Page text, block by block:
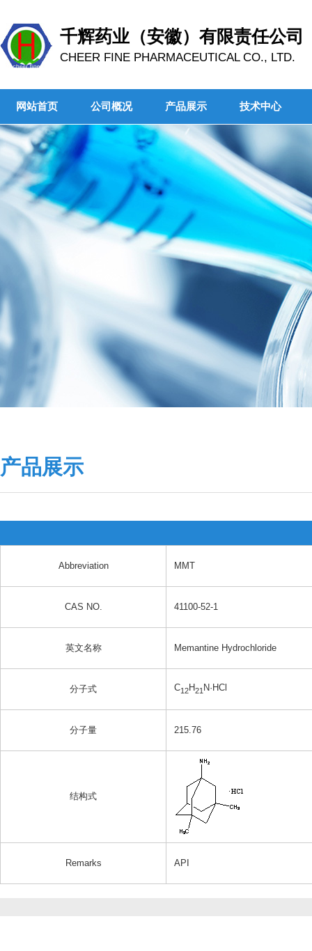
千辉药业（安徽）有限责任公司
CHEER FINE PHARMACEUTICAL CO., LTD.
网站首页 公司概况 产品展示 技术中心
产品展示
Abbreviation MMT
CAS NO. 41100-52-1
英文名称 Memantine Hydrochloride
分子式 C12H21 N·HCl
分子量 215.76
结构式
Remarks API